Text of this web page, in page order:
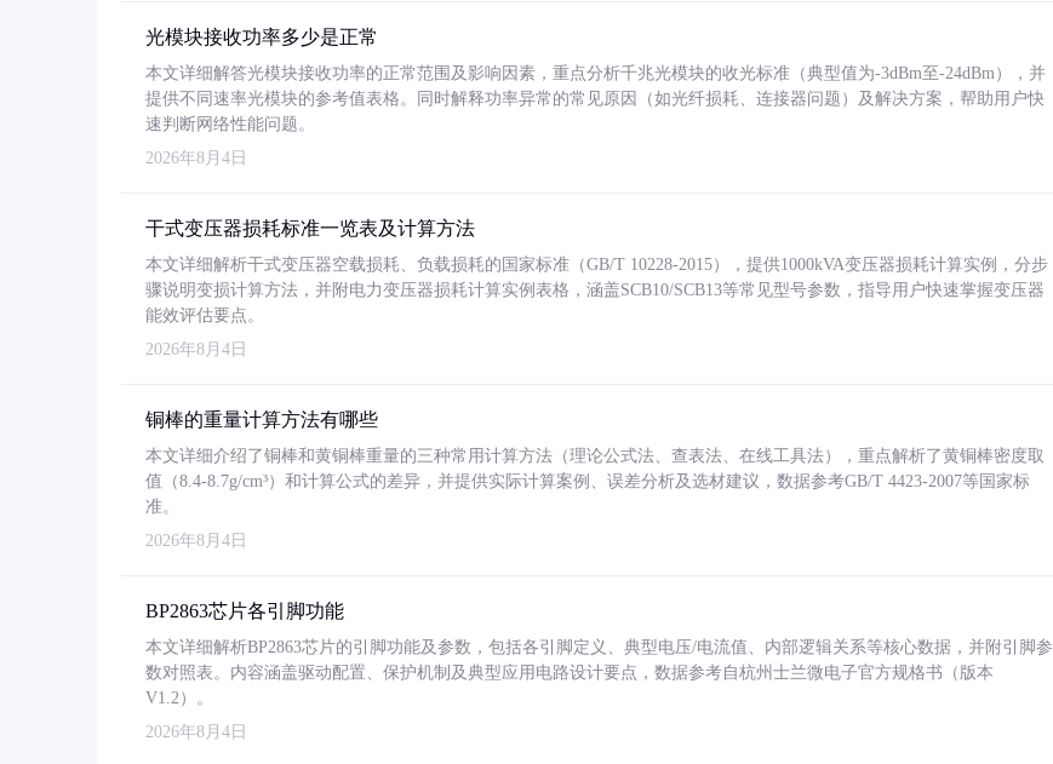
光模块接收功率多少是正常
本文详细解答光模块接收功率的正常范围及影响因素，重点分析千兆光模块的收光标准（典型值为-3dBm至-24dBm），并
提供不同速率光模块的参考值表格。同时解释功率异常的常见原因（如光纤损耗、连接器问题）及解决方案，帮助用户快
速判断网络性能问题。
2026年8月4日
干式变压器损耗标准一览表及计算方法
本文详细解析干式变压器空载损耗、负载损耗的国家标准（GB/T 10228-2015），提供1000kVA变压器损耗计算实例，分步
骤说明变损计算方法，并附电力变压器损耗计算实例表格，涵盖SCB10/SCB13等常见型号参数，指导用户快速掌握变压器
能效评估要点。
2026年8月4日
铜棒的重量计算方法有哪些
本文详细介绍了铜棒和黄铜棒重量的三种常用计算方法（理论公式法、查表法、在线工具法），重点解析了黄铜棒密度取
值（8.4-8.7g/cm³）和计算公式的差异，并提供实际计算案例、误差分析及选材建议，数据参考GB/T 4423-2007等国家标
准。
2026年8月4日
BP2863芯片各引脚功能
本文详细解析BP2863芯片的引脚功能及参数，包括各引脚定义、典型电压/电流值、内部逻辑关系等核心数据，并附引脚参
数对照表。内容涵盖驱动配置、保护机制及典型应用电路设计要点，数据参考自杭州士兰微电子官方规格书（版本
V1.2）。
2026年8月4日